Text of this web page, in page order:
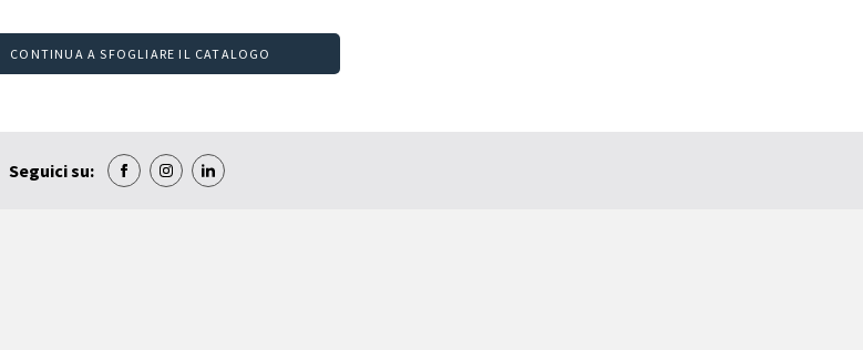
CONTINUA A SFOGLIARE IL CATALOGO
Seguici su: